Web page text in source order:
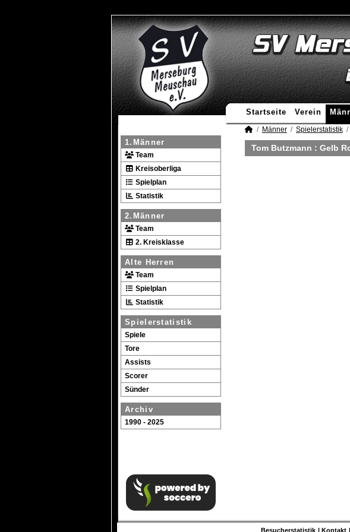
Startseite Verein
1.Männer
Team
Kreisoberliga
Spielplan
Statistik
2.Männer
Team
2. Kreisklasse
Alte Herren
Team
Spielplan
Statistik
Spielerstatistik
Spiele
Tore
Assists
Scorer
Sünder
Archiv
1990 - 2025
Männer Spielerstatistik
Tom Butzmann : Gelb
Besucherstatistik Kontakt